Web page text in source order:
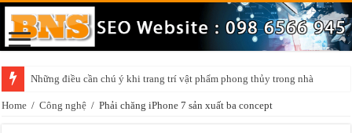
Những điều cần chú ý khi trang trí vật phẩm phong thủy trong nhà
Home / Công nghệ / Phải chăng iPhone 7 sản xuất ba concept